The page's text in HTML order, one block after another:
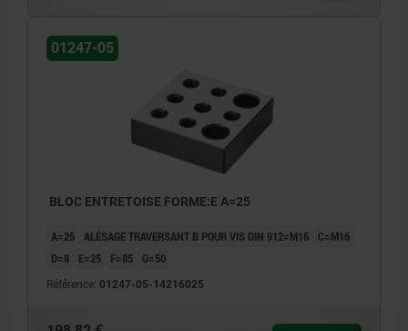
01247-05
BLOC ENTRETOISE FORME:E A=25
A=25 ALÉSAGE TRAVERSANT B POUR VIS DIN 912=M16
C=M16
D=8
E=25 F=85 G=50
Référence: 01247-05-14216025